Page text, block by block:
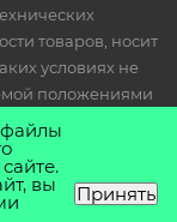
товаров, носит
условиях не
положениями
РФ.
файлы
вы Принять